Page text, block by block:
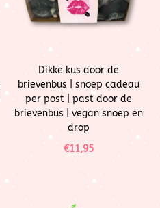
Dikke kus door de
brievenbus | snoep cadeau
per post | past door de
brievenbus | vegan snoep en
drop
€11,95